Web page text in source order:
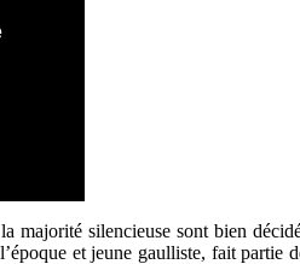
majorité silencieuse sont bien
et jeune gaulliste, fait partie